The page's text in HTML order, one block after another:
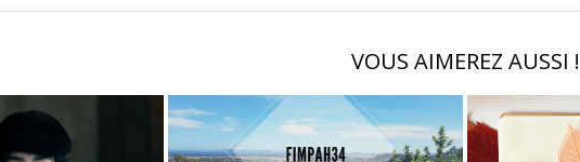
VOUS AIMEREZ AUSSI !